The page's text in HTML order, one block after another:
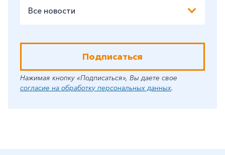
Все новости
Подписаться
Нажимая кнопку «Подписаться», Вы даете свое
согласие на обработку персональных данных.